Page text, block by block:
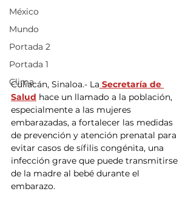
México
Mundo
Portada 2
Portada 1
Clima
Culiacán, Sinaloa.- La Secretaría de
Salud hace un llamado a la población,
especialmente a las mujeres
embarazadas, a fortalecer las medidas
de prevención y atención prenatal para
evitar casos de sífilis congénita, una
infección grave que puede transmitirse
de la madre al bebé durante el
embarazo.